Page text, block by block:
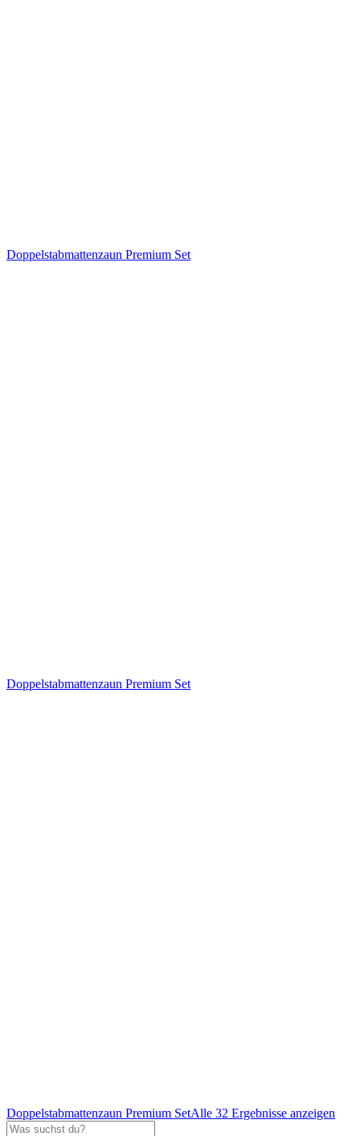
Doppelstabmattenzaun Premium Set
Doppelstabmattenzaun Premium Set
Doppelstabmattenzaun Premium SetAlle 32 Ergebnisse anzeigen